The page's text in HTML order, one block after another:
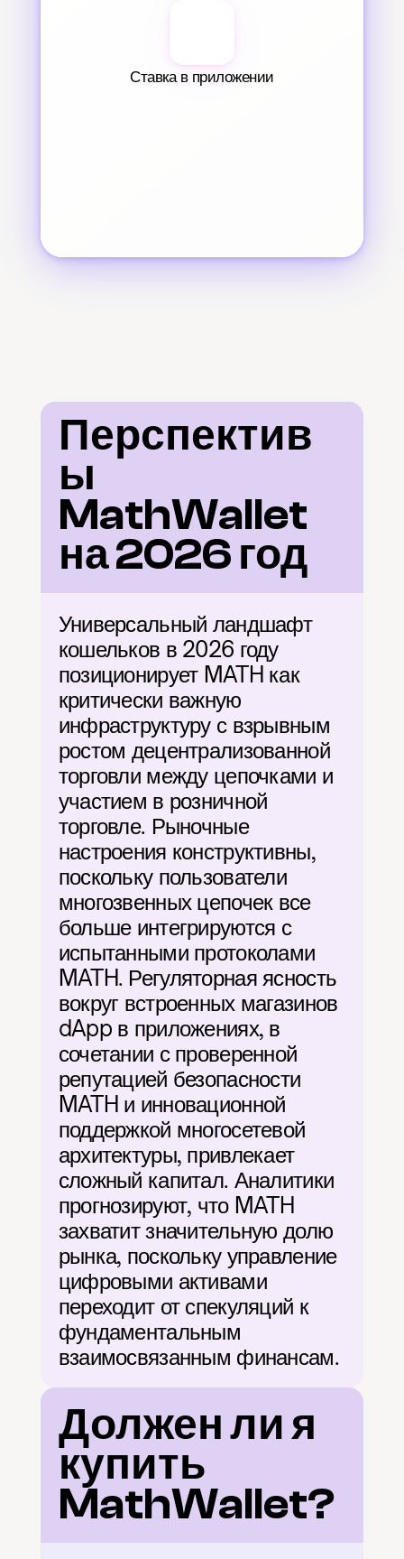
Ставка в приложении
Перспектив
ы
MathWallet
на 2026 год
Универсальный ландшафт
кошельков в 2026 году
позиционирует MATH как
критически важную
инфраструктуру с взрывным
ростом децентрализованной
торговли между цепочками и
участием в розничной
торговле. Рыночные
настроения конструктивны,
поскольку пользователи
многозвенных цепочек все
больше интегрируются с
испытанными протоколами
MATH. Регуляторная ясность
вокруг встроенных магазинов
dApp в приложениях, в
сочетании с проверенной
репутацией безопасности
MATH и инновационной
поддержкой многосетевой
архитектуры, привлекает
сложный капитал. Аналитики
прогнозируют, что MATH
захватит значительную долю
рынка, поскольку управление
цифровыми активами
переходит от спекуляций к
фундаментальным
взаимосвязанным финансам.
Должен ли я
купить
MathWallet?